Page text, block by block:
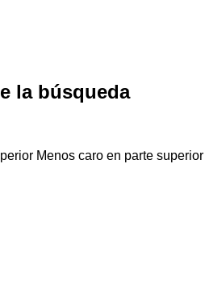
la búsqueda
Menos caro en parte superior